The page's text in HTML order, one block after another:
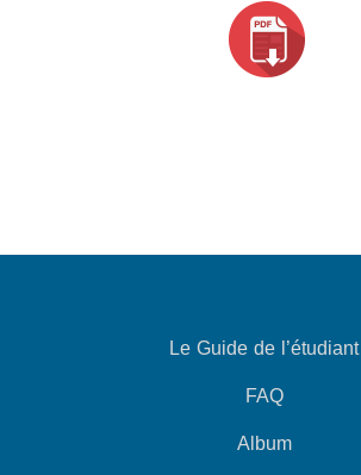
Le Guide de l’étudiant
FAQ
Album